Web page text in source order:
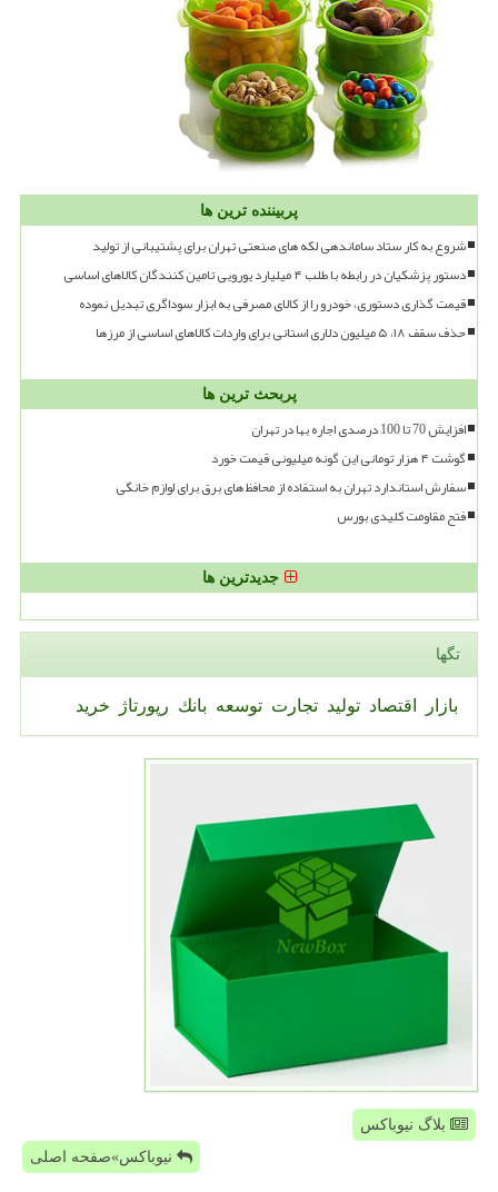
پربیننده ترین ها
شروع به کار ستاد ساماندهی لکه های صنعتی تهران برای پشتیبانی از تولید
دستور پزشکیان در رابطه با طلب ۴ میلیارد یورویی تامین کنندگان کالاهای اساسی
قیمت گذاری دستوری، خودرو را از کالای مصرفی به ابزار سوداگری تبدیل نموده
حذف سقف ۱۸، ۵ میلیون دلاری استانی برای واردات کالاهای اساسی از مرزها
پربحث ترین ها
افزایش 70 تا 100 درصدی اجاره بها در تهران
گوشت ۴ هزار تومانی این گونه میلیونی قیمت خورد
سفارش استاندارد تهران به استفاده از محافظ های برق برای لوازم خانگی
فتح مقاومت کلیدی بورس
جدیدترین ها
تگها
بازار اقتصاد تولید تجارت توسعه بانك رپورتاژ خرید
بلاگ نیوباکس
نیوباکس»صفحه اصلی